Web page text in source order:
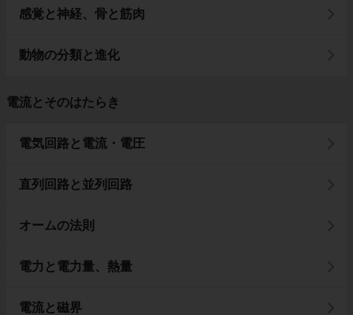
感覚と神経、骨と筋肉
動物の分類と進化
電流とそのはたらき
電気回路と電流・電圧
直列回路と並列回路
オームの法則
電力と電力量、熱量
電流と磁界